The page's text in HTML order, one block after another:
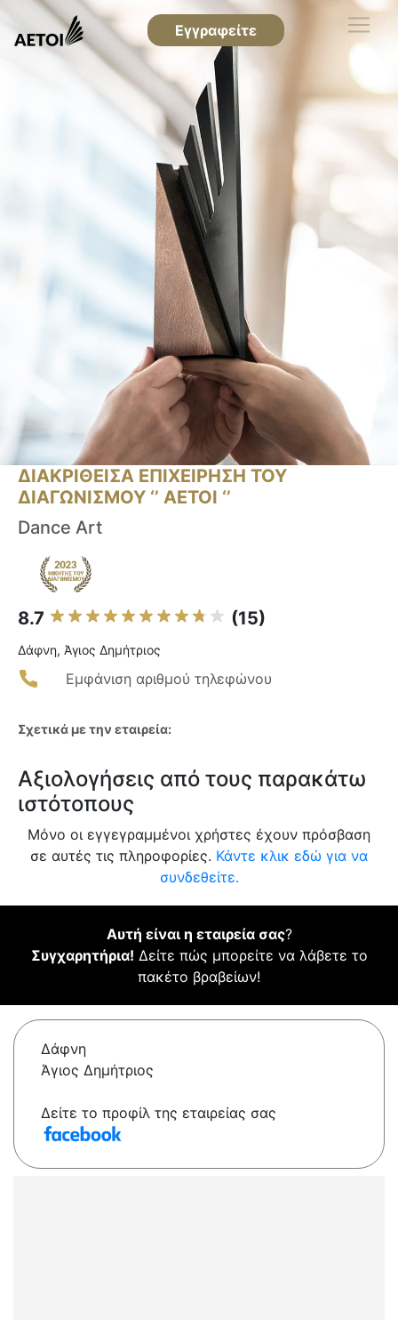
Εγγραφείτε
ΔΙΑΚΡΙΘΕΙΣΑ ΕΠΙΧΕΙΡΗΣΗ ΤΟΥ
ΔΙΑΓΩΝΙΣΜΟΥ ‘’ ΑΕΤΟΙ ‘’
Dance Art
8.7 (15)
Δάφνη, Άγιος Δημήτριος
Εμφάνιση αριθμού τηλεφώνου
Σχετικά με την εταιρεία:
Αξιολογήσεις από τους παρακάτω
ιστότοπους
Μόνο οι εγγεγραμμένοι χρήστες έχουν πρόσβαση
σε αυτές τις πληροφορίες. Κάντε κλικ εδώ για να
συνδεθείτε.
Αυτή είναι η εταιρεία σας?
Συγχαρητήρια! Δείτε πώς μπορείτε να λάβετε το
πακέτο βραβείων!
Δάφνη
Άγιος Δημήτριος
Δείτε το προφίλ της εταιρείας σας